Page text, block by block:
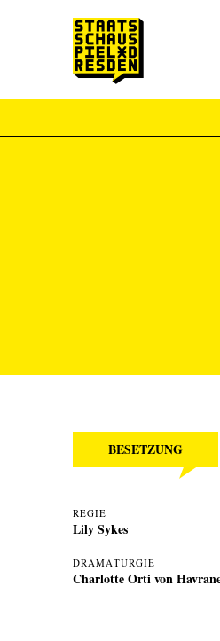
BESETZUNG
REGIE
Lily Sykes
DRAMATURGIE
Charlotte Orti von